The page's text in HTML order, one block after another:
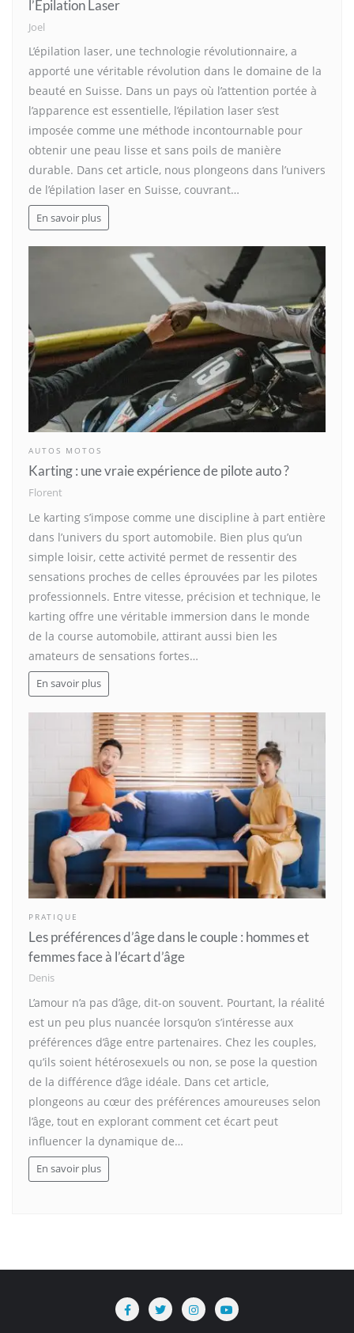
l’Épilation Laser
Joel
L’épilation laser, une technologie révolutionnaire, a
apporté une véritable révolution dans le domaine de la
beauté en Suisse. Dans un pays où l’attention portée à
l’apparence est essentielle, l’épilation laser s’est
imposée comme une méthode incontournable pour
obtenir une peau lisse et sans poils de manière
durable. Dans cet article, nous plongeons dans l’univers
de l’épilation laser en Suisse, couvrant…
En savoir plus
AUTOS MOTOS
Karting : une vraie expérience de pilote auto ?
Florent
Le karting s’impose comme une discipline à part entière
dans l’univers du sport automobile. Bien plus qu’un
simple loisir, cette activité permet de ressentir des
sensations proches de celles éprouvées par les pilotes
professionnels. Entre vitesse, précision et technique, le
karting offre une véritable immersion dans le monde
de la course automobile, attirant aussi bien les
amateurs de sensations fortes…
En savoir plus
PRATIQUE
Les préférences d’âge dans le couple : hommes et
femmes face à l’écart d’âge
Denis
L’amour n’a pas d’âge, dit-on souvent. Pourtant, la réalité
est un peu plus nuancée lorsqu’on s’intéresse aux
préférences d’âge entre partenaires. Chez les couples,
qu’ils soient hétérosexuels ou non, se pose la question
de la différence d’âge idéale. Dans cet article,
plongeons au cœur des préférences amoureuses selon
l’âge, tout en explorant comment cet écart peut
influencer la dynamique de…
En savoir plus